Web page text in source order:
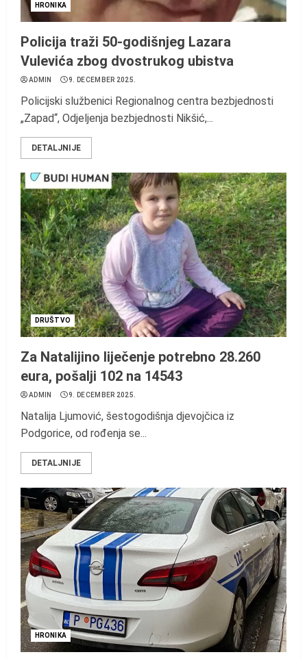
HRONIKA
Policija traži 50-godišnjeg Lazara
Vulevića zbog dvostrukog ubistva
ADMIN 9. DECEMBER 2025.
Policijski službenici Regionalnog centra bezbjednosti
„Zapad“, Odjeljenja bezbjednosti Nikšić,...
DETALJNIJE
DRUŠTVO
Za Natalijino liječenje potrebno 28.260
eura, pošalji 102 na 14543
ADMIN 9. DECEMBER 2025.
Natalija Ljumović, šestogodišnja djevojčica iz
Podgorice, od rođenja se...
DETALJNIJE
HRONIKA